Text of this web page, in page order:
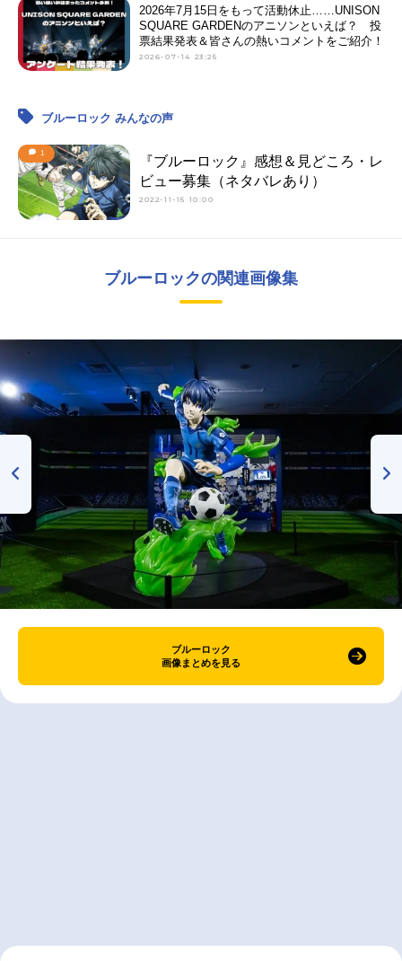
2026年7月15日をもって活動休止……UNISON
SQUARE GARDENのアニソンといえば？ 投
票結果発表＆皆さんの熱いコメントをご紹介！
2026-07-14 23:25
ブルーロック みんなの声
1
『ブルーロック』感想＆見どころ・レ
ビュー募集（ネタバレあり）
2022-11-15 10:00
ブルーロックの関連画像集
ブルーロック
画像まとめを見る